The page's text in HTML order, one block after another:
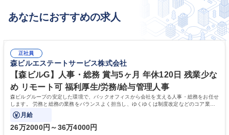
あなたにおすすめの求人
正社員
森ビルエステートサービス株式会社
【森ビルG】人事・総務 賞与5ヶ月 年休120日 残業少な
め リモート可 福利厚生/労務/給与管理人事
森ビルグループの安定した環境で、バックオフィスから会社を支える人事・総務をお任せ
します。 労務と総務の業務をバランスよく担当し、ゆくゆくは制度改定などのコア業務
にも挑戦できる、やりがいある環境です。
月給
26万2000円～36万4000円